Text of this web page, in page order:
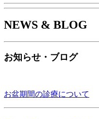
NEWS & BLOG
お知らせ・ブログ
お盆期間の診療について